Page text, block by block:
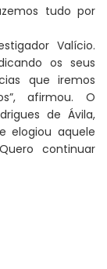
tudo por
Valício.
os seus
que iremos
afirmou. O
de Ávila,
elogiou aquele
continuar